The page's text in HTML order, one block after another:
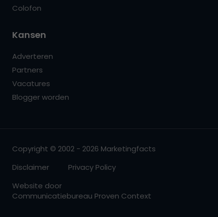
Colofon
Kansen
Adverteren
Partners
Vacatures
Blogger worden
Copyright © 2002 - 2026 Marketingfacts
Disclaimer
Privacy Policy
Website door
Communicatiebureau Proven Context